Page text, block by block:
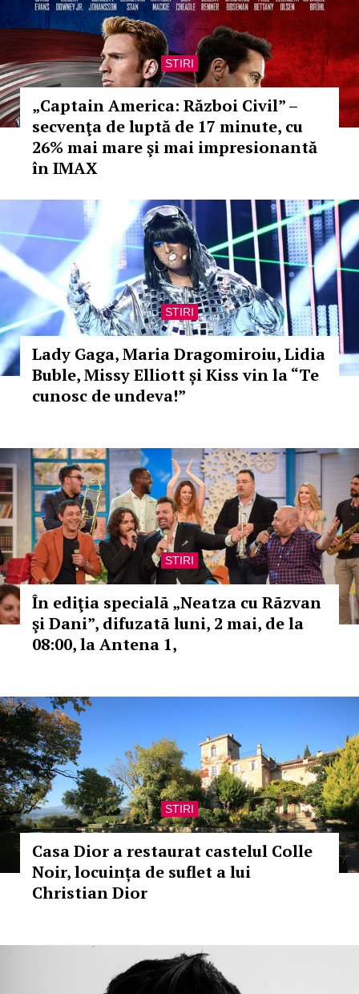
STIRI
„Captain America: Război Civil” –
secvenţa de luptă de 17 minute, cu
26% mai mare şi mai impresionantă
în IMAX
STIRI
Lady Gaga, Maria Dragomiroiu, Lidia
Buble, Missy Elliott și Kiss vin la “Te
cunosc de undeva!”
STIRI
În ediţia specialã „Neatza cu Rãzvan
şi Dani”, difuzatã luni, 2 mai, de la
08:00, la Antena 1,
STIRI
Casa Dior a restaurat castelul Colle
Noir, locuința de suflet a lui
Christian Dior